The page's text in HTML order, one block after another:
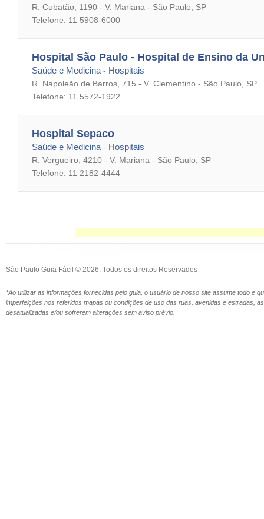
R. Cubatão, 1190 - V. Mariana - São Paulo, SP
Telefone: 11 5908-6000
Hospital São Paulo - Hospital de Ensino da
Saúde e Medicina - Hospitais
R. Napoleão de Barros, 715 - V. Clementino - São Paulo, SP
Telefone: 11 5572-1922
Hospital Sepaco
Saúde e Medicina - Hospitais
R. Vergueiro, 4210 - V. Mariana - São Paulo, SP
Telefone: 11 2182-4444
São Paulo Guia Fácil © 2026. Todos os direitos Reservados
*Ao utilizar as informações fornecidas pelo guia, o usuário de nosso site assume todo e
imperfeições nos referidos mapas ou condições de uso das ruas, avenidas e estradas,
desatualizadas e/ou sofrerem alterações sem aviso prévio.